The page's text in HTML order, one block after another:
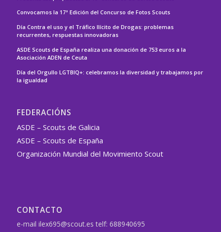
Convocamos la 17ª Edición del Concurso de Fotos Scouts
Día Contra el uso y el Tráfico Ilícito de Drogas: problemas
recurrentes, respuestas innovadoras
ASDE Scouts de España realiza una donación de 753 euros a la
Asociación ADEN de Ceuta
Día del Orgullo LGTBIQ+: celebramos la diversidad y trabajamos por
la igualdad
FEDERACIÓNS
ASDE – Scouts de Galicia
ASDE – Scouts de España
Organización Mundial del Movimiento Scout
CONTACTO
e-mail ilex695@scout.es telf: 688940695